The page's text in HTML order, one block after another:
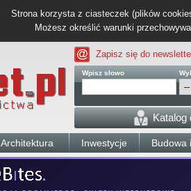
Strona korzysta z ciasteczek (plików
Możesz określić warunki
Zapisz się do
Wpisz słowo
Katalog
Architektura Inwestycje Budowa